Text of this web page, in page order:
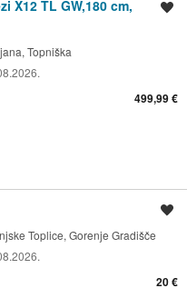
X12 TL GW,180 cm,
Topniška
499,99 €
Toplice, Gorenje Gradišče
20 €